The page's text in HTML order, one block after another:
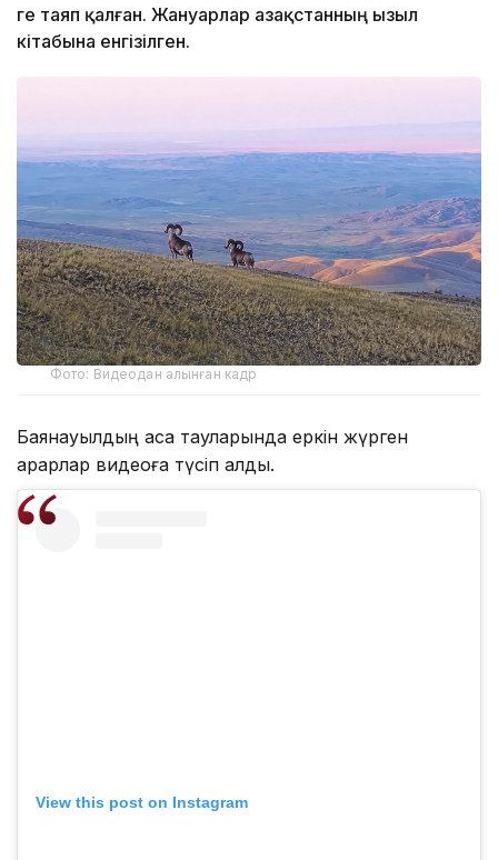
ге таяп қалған. Жануарлар Қазақстанның Қызыл
кітабына енгізілген.
Фото: Видеодан алынған кадр
Баянауылдың асқақ тауларында еркін жүрген
арқарлар видеоға түсіп қалды.
View this post on Instagram